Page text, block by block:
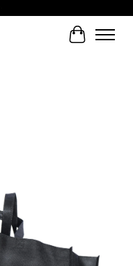
Panier